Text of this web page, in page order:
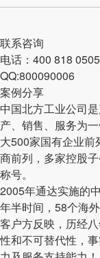
联系咨询
电话：400 818 0505
QQ:800090006
案例分享
中国北方工业公司
产、销售、服务为
大500家国有企业
商前列，多家控股
称号。
2005年通达实施的
年半时间，58个海
客户方反映，历经
性和不可替代性，